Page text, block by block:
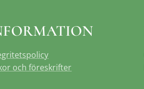
och föreskrifter